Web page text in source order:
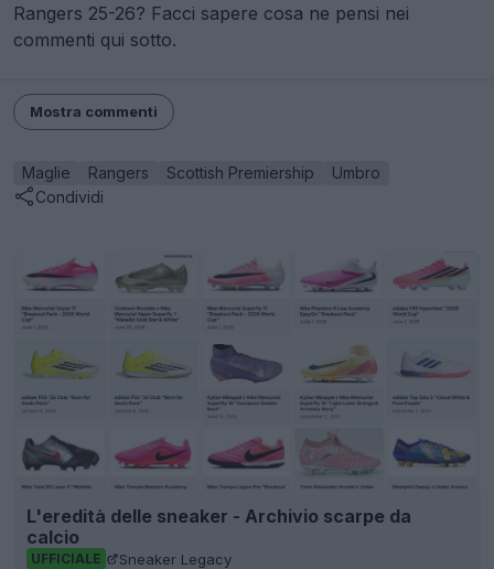
Rangers 25-26? Facci sapere cosa ne pensi nei
commenti qui sotto.
Mostra commenti
Maglie Rangers Scottish Premiership
Umbro
Condividi
L'eredità delle sneaker - Archivio scarpe da
calcio
UFFICIALE Sneaker Legacy